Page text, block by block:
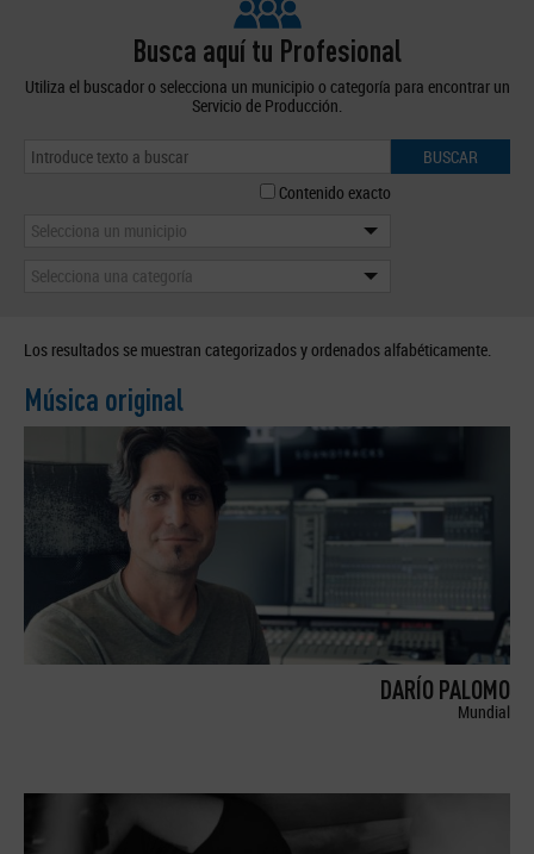
Busca aquí tu Profesional
Utiliza el buscador o selecciona un municipio o categoría para encontrar un
Servicio de Producción.
BUSCAR
Contenido exacto
Selecciona un municipio
Selecciona una categoría
Los resultados se muestran categorizados y ordenados alfabéticamente.
Música original
DARÍO PALOMO
Mundial